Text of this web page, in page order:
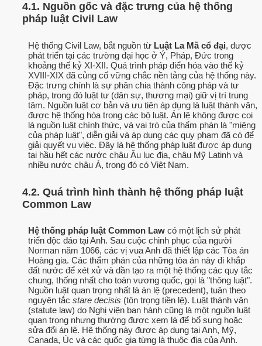
4.1. Nguồn gốc và đặc trưng của hệ thống
pháp luật Civil Law
Hệ thống Civil Law, bắt nguồn từ Luật La Mã cổ đại, được
phát triển tại các trường đại học ở Ý, Pháp, Đức trong
khoảng thế kỷ XI-XII. Quá trình pháp điển hóa vào thế kỷ
XVIII-XIX đã củng cố vững chắc nền tảng của hệ thống này.
Đặc trưng chính là sự phân chia thành công pháp và tư
pháp, trong đó luật tư (dân sự, thương mại) giữ vị trí trung
tâm. Nguồn luật cơ bản và ưu tiên áp dụng là luật thành văn,
được hệ thống hóa trong các bộ luật. Án lệ không được coi
là nguồn luật chính thức, và vai trò của thẩm phán là "miệng
của pháp luật", diễn giải và áp dụng các quy phạm đã có để
giải quyết vụ việc. Đây là hệ thống pháp luật được áp dụng
tại hầu hết các nước châu Âu lục địa, châu Mỹ Latinh và
nhiều nước châu Á, trong đó có Việt Nam.
4.2. Quá trình hình thành hệ thống pháp luật
Common Law
Hệ thống pháp luật Common Law có một lịch sử phát
triển độc đáo tại Anh. Sau cuộc chinh phục của người
Norman năm 1066, các vị vua Anh đã thiết lập các Tòa án
Hoàng gia. Các thẩm phán của những tòa án này đi khắp
đất nước để xét xử và dần tạo ra một hệ thống các quy tắc
chung, thống nhất cho toàn vương quốc, gọi là "thông luật".
Nguồn luật quan trọng nhất là án lệ (precedent), tuân theo
nguyên tắc stare decisis (tôn trọng tiền lệ). Luật thành văn
(statute law) do Nghị viện ban hành cũng là một nguồn luật
quan trọng nhưng thường được xem là để bổ sung hoặc
sửa đổi án lệ. Hệ thống này được áp dụng tại Anh, Mỹ,
Canada, Úc và các quốc gia từng là thuộc địa của Anh.